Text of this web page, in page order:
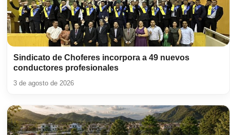
Sindicato de Choferes incorpora a 49 nuevos
conductores profesionales
3 de agosto de 2026